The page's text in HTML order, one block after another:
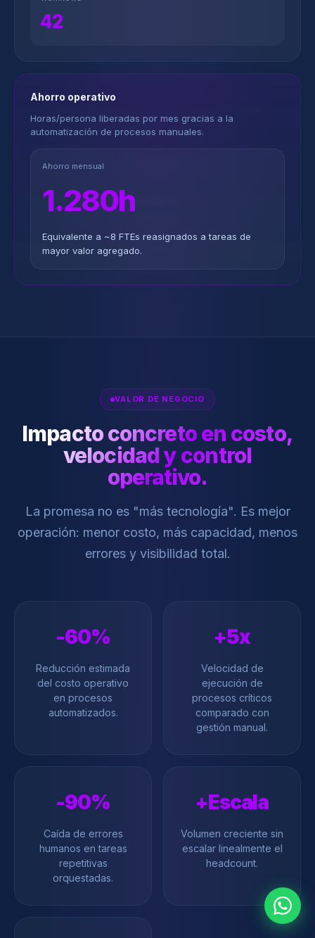
42
Ahorro operativo
Horas/persona liberadas por mes gracias a la
automatización de procesos manuales.
Ahorro mensual
1.280h
Equivalente a ~8 FTEs reasignados a tareas de
mayor valor agregado.
VALOR DE NEGOCIO
Impacto concreto en costo,
velocidad y control
operativo.
La promesa no es "más tecnología". Es mejor
operación: menor costo, más capacidad, menos
errores y visibilidad total.
-60%
Reducción estimada
del costo operativo
en procesos
automatizados.
+5x
Velocidad de
ejecución de
procesos críticos
comparado con
gestión manual.
-90%
Caída de errores
humanos en tareas
repetitivas
orquestadas.
+Escala
Volumen creciente sin
escalar linealmente el
headcount.